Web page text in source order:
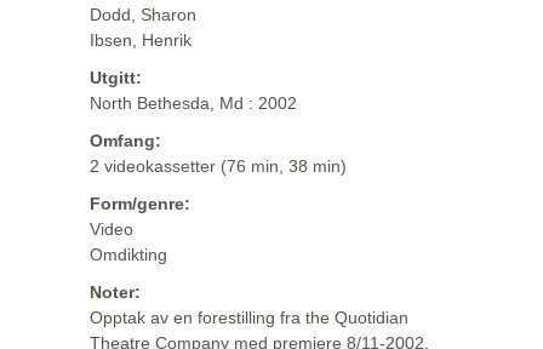
Dodd, Sharon
Ibsen, Henrik
Utgitt:
North Bethesda, Md : 2002
Omfang:
2 videokassetter (76 min, 38 min)
Form/genre:
Video
Omdikting
Noter:
Opptak av en forestilling fra the Quotidian
Theatre Company med premiere 8/11-2002.